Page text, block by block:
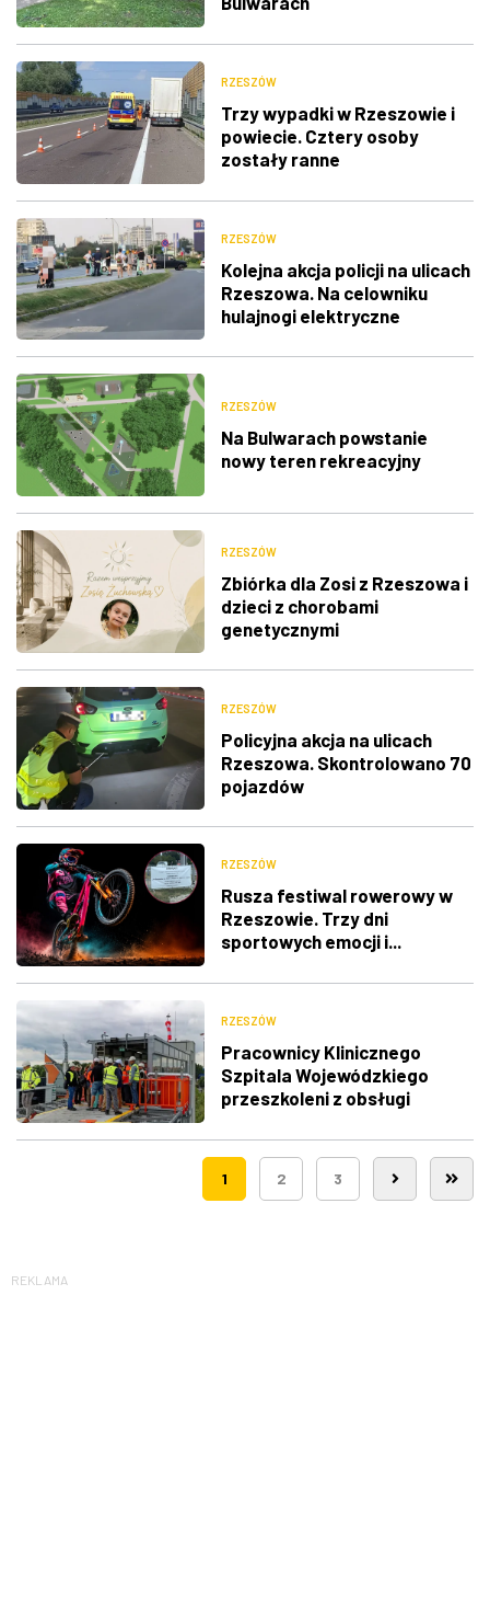
RZESZÓW
Trzy wypadki w Rzeszowie i
powiecie. Cztery osoby
zostały ranne
RZESZÓW
Kolejna akcja policji na ulicach
Rzeszowa. Na celowniku
hulajnogi elektryczne
RZESZÓW
Na Bulwarach powstanie
nowy teren rekreacyjny
RZESZÓW
Zbiórka dla Zosi z Rzeszowa i
dzieci z chorobami
genetycznymi
RZESZÓW
Policyjna akcja na ulicach
Rzeszowa. Skontrolowano 70
pojazdów
RZESZÓW
Rusza festiwal rowerowy w
Rzeszowie. Trzy dni
sportowych emocji i...
RZESZÓW
Pracownicy Klinicznego
Szpitala Wojewódzkiego
przeszkoleni z obsługi
śmigłowców LPR
1 2 3
REKLAMA